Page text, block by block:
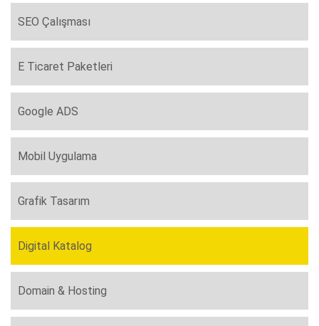
SEO Çalışması
E Ticaret Paketleri
Google ADS
Mobil Uygulama
Grafik Tasarım
Digital Katalog
Domain & Hosting